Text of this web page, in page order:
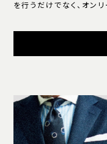
を行うだけでなく、オンリ